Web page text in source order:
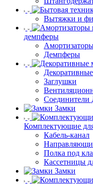
Вытяжки и
демпферы
Демпферы
Заглушки
Замки
Комплектующие
Кабель-канал
Полка под
Кассетницы
Замки